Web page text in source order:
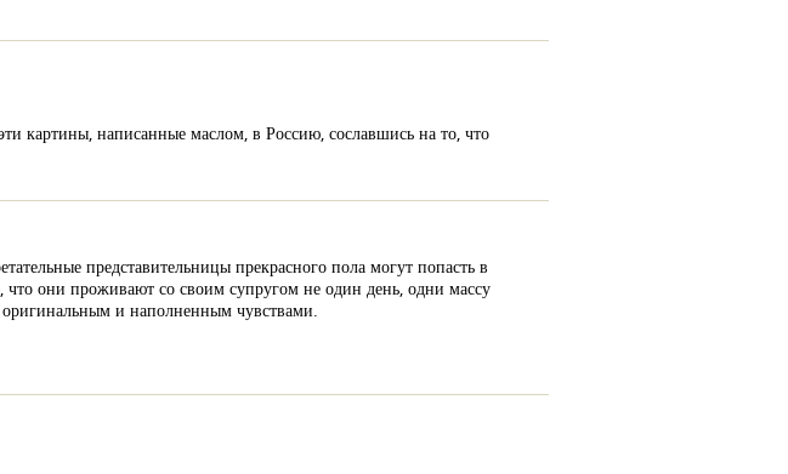
картины, написанные маслом, в Россию, сославшись на то, что
представительницы прекрасного пола могут попасть в
они проживают со своим супругом не один день, одни массу
и наполненным чувствами.